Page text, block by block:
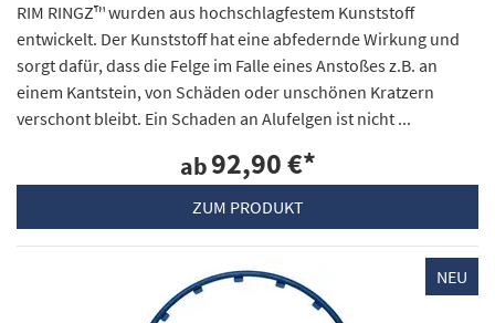
RIM RINGZ™ wurden aus hochschlagfestem Kunststoff
entwickelt. Der Kunststoff hat eine abfedernde Wirkung und
sorgt dafür, dass die Felge im Falle eines Anstoßes z.B. an
einem Kantstein, von Schäden oder unschönen Kratzern
verschont bleibt. Ein Schaden an Alufelgen ist nicht ...
ab92,90 €*
ZUM PRODUKT
NEU